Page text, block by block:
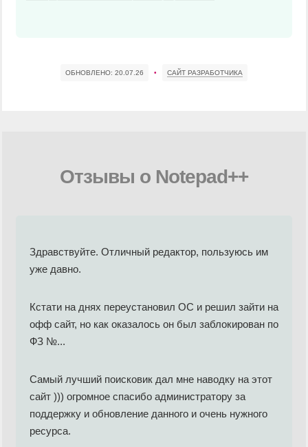
ОБНОВЛЕНО: 20.07.26 • САЙТ РАЗРАБОТЧИКА
Отзывы о Notepad++
Здравствуйте. Отличный редактор, пользуюсь им
уже давно.
Кстати на днях переустановил ОС и решил зайти на
офф сайт, но как оказалось он был заблокирован по
ФЗ №...
Самый лучший поисковик дал мне наводку на этот
сайт ))) огромное спасибо администратору за
поддержку и обновление данного и очень нужного
ресурса.